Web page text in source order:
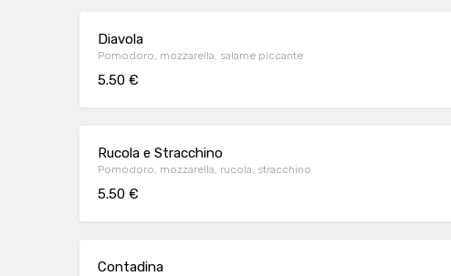
Diavola
Pomodoro, mozzarella, salame piccante
5.50 €
Rucola e Stracchino
Pomodoro, mozzarella, rucola, stracchino
5.50 €
Contadina